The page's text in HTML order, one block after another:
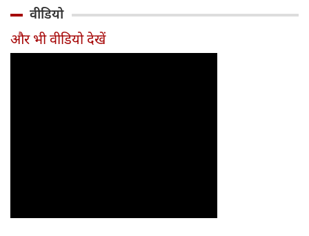
साल से ज्यादा उम्र का
काम, जानें पूरा
और
वीडियो
और भी वीडियो देखें